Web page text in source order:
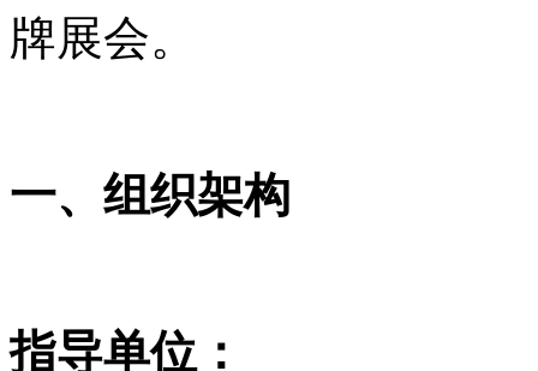
牌展会。
一、组织架构
指导单位：